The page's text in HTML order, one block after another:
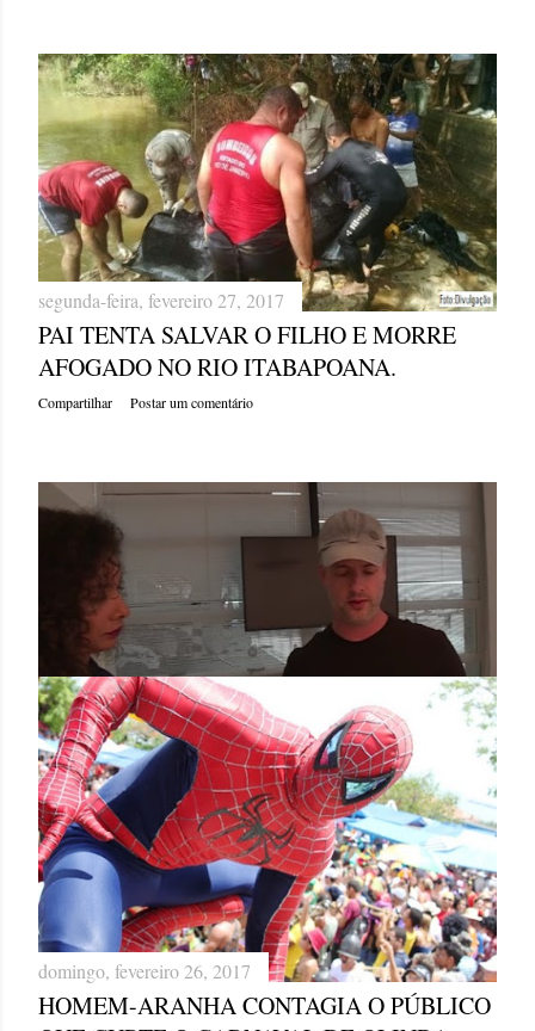
segunda-feira, fevereiro 27, 2017
PAI TENTA SALVAR O FILHO E MORRE
AFOGADO NO RIO ITABAPOANA.
Compartilhar Postar um comentário
domingo, fevereiro 26, 2017
NO FANTÁSTICO, VICTOR NEGA
AGRESSÃO À MULHER.
Compartilhar Postar um comentário
domingo, fevereiro 26, 2017
HOMEM-ARANHA CONTAGIA O PÚBLICO